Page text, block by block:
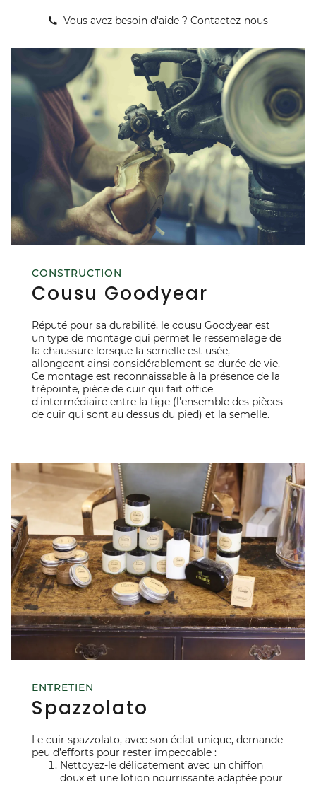
Vous avez besoin d'aide ? Contactez-nous
CONSTRUCTION
Cousu Goodyear
Réputé pour sa durabilité, le cousu Goodyear est
un type de montage qui permet le ressemelage de
la chaussure lorsque la semelle est usée,
allongeant ainsi considérablement sa durée de vie.
Ce montage est reconnaissable à la présence de la
trépointe, pièce de cuir qui fait office
d'intermédiaire entre la tige (l'ensemble des pièces
de cuir qui sont au dessus du pied) et la semelle.
ENTRETIEN
Spazzolato
Le cuir spazzolato, avec son éclat unique, demande
peu d’efforts pour rester impeccable :
Nettoyez-le délicatement avec un chiffon
doux et une lotion nourrissante adaptée pour